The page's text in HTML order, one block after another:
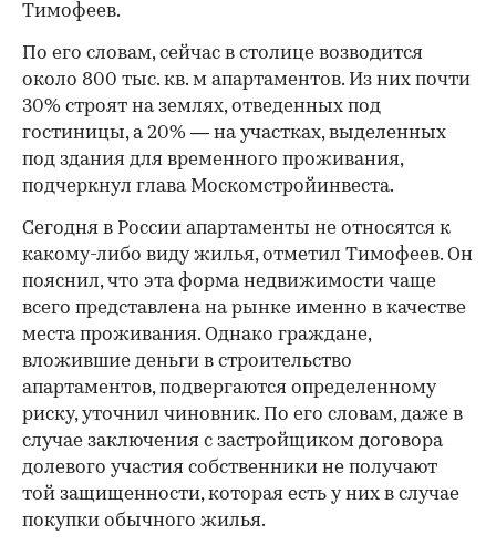
Тимофеев.
По его словам, сейчас в столице возводится
около 800 тыс. кв. м апартаментов. Из них почти
30% строят на землях, отведенных под
гостиницы, а 20% — на участках, выделенных
под здания для временного проживания,
подчеркнул глава Москомстройинвеста.
Сегодня в России апартаменты не относятся к
какому-либо виду жилья, отметил Тимофеев. Он
пояснил, что эта форма недвижимости чаще
всего представлена на рынке именно в качестве
места проживания. Однако граждане,
вложившие деньги в строительство
апартаментов, подвергаются определенному
риску, уточнил чиновник. По его словам, даже в
случае заключения с застройщиком договора
долевого участия собственники не получают
той защищенности, которая есть у них в случае
покупки обычного жилья.